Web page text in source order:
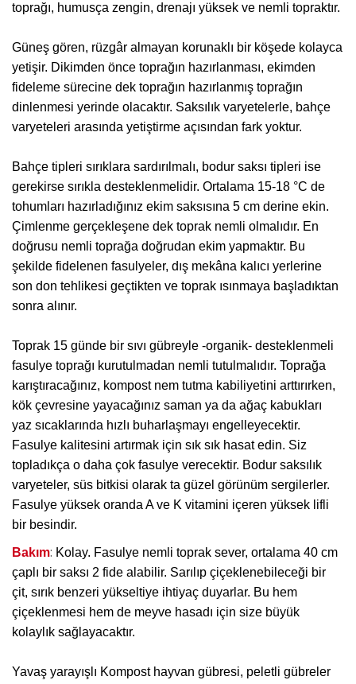
toprağı, humusça zengin, drenajı yüksek ve nemli topraktır.
Güneş gören, rüzgâr almayan korunaklı bir köşede kolayca
yetişir. Dikimden önce toprağın hazırlanması, ekimden
fideleme sürecine dek toprağın hazırlanmış toprağın
dinlenmesi yerinde olacaktır. Saksılık varyetelerle, bahçe
varyeteleri arasında yetiştirme açısından fark yoktur.
Bahçe tipleri sırıklara sardırılmalı, bodur saksı tipleri ise
gerekirse sırıkla desteklenmelidir. Ortalama 15-18 °C de
tohumları hazırladığınız ekim saksısına 5 cm derine ekin.
Çimlenme gerçekleşene dek toprak nemli olmalıdır. En
doğrusu nemli toprağa doğrudan ekim yapmaktır. Bu
şekilde fidelenen fasulyeler, dış mekâna kalıcı yerlerine
son don tehlikesi geçtikten ve toprak ısınmaya başladıktan
sonra alınır.
Toprak 15 günde bir sıvı gübreyle -organik- desteklenmeli
fasulye toprağı kurutulmadan nemli tutulmalıdır. Toprağa
karıştıracağınız, kompost nem tutma kabiliyetini arttırırken,
kök çevresine yayacağınız saman ya da ağaç kabukları
yaz sıcaklarında hızlı buharlaşmayı engelleyecektir.
Fasulye kalitesini artırmak için sık sık hasat edin. Siz
topladıkça o daha çok fasulye verecektir. Bodur saksılık
varyeteler, süs bitkisi olarak ta güzel görünüm sergilerler.
Fasulye yüksek oranda A ve K vitamini içeren yüksek lifli
bir besindir.
Bakım: Kolay. Fasulye nemli toprak sever, ortalama 40 cm
çaplı bir saksı 2 fide alabilir. Sarılıp çiçeklenebileceği bir
çit, sırık benzeri yükseltiye ihtiyaç duyarlar. Bu hem
çiçeklenmesi hem de meyve hasadı için size büyük
kolaylık sağlayacaktır.
Yavaş yarayışlı Kompost hayvan gübresi, peletli gübreler